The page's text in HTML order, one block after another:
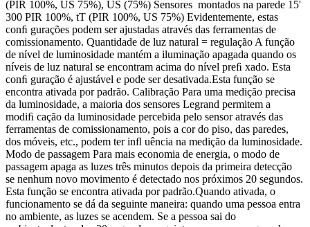
(PIR 100%, US 75%), US (75%) Sensores montados na parede 15'
300 PIR 100%, tT (PIR 100%, US 75%) Evidentemente, estas
conﬁ gurações podem ser ajustadas através das ferramentas de
comissionamento. Quantidade de luz natural = regulação A função
de nível de luminosidade mantém a iluminação apagada quando os
níveis de luz natural se encontram acima do nível preﬁ xado. Esta
conﬁ guração é ajustável e pode ser desativada.Esta função se
encontra ativada por padrão. Calibração Para uma medição precisa
da luminosidade, a maioria dos sensores Legrand permitem a
modiﬁ cação da luminosidade percebida pelo sensor através das
ferramentas de comissionamento, pois a cor do piso, das paredes,
dos móveis, etc., podem ter inﬂ uência na medição da luminosidade.
Modo de passagem Para mais economia de energia, o modo de
passagem apaga as luzes três minutos depois da primeira detecção
se nenhum novo movimento é detectado nos próximos 20 segundos.
Esta função se encontra ativada por padrão.Quando ativada, o
funcionamento se dá da seguinte maneira: quando uma pessoa entra
no ambiente, as luzes se acendem. Se a pessoa sai do